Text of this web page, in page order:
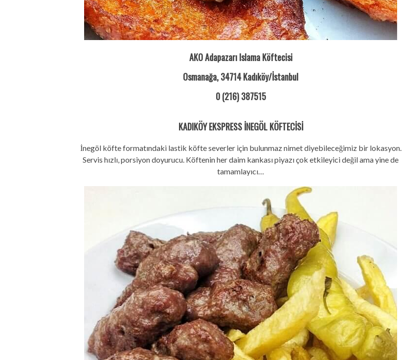
AKO Adapazarı Islama Köftecisi
Osmanağa, 34714 Kadıköy/İstanbul
0 (216) 387515
KADIKÖY EKSPRESS İNEGÖL KÖFTECİSİ
İnegöl köfte formatındaki lastik köfte severler için bulunmaz nimet diyebileceğimiz bir lokasyon.
Servis hızlı, porsiyon doyurucu. Köftenin her daim kankası piyazı çok etkileyici değil ama yine de
tamamlayıcı…